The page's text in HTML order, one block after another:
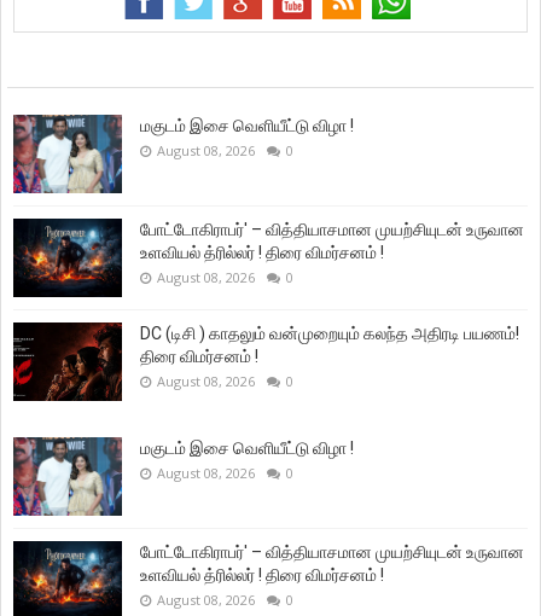
மகுடம் இசை வெளியீட்டு விழா !
August 08, 2026 0
போட்டோகிராபர்' – வித்தியாசமான முயற்சியுடன் உருவான
உளவியல் த்ரில்லர் ! திரை விமர்சனம் !
August 08, 2026 0
DC (டிசி ) காதலும் வன்முறையும் கலந்த அதிரடி பயணம்!
திரை விமர்சனம் !
August 08, 2026 0
மகுடம் இசை வெளியீட்டு விழா !
August 08, 2026 0
போட்டோகிராபர்' – வித்தியாசமான முயற்சியுடன் உருவான
உளவியல் த்ரில்லர் ! திரை விமர்சனம் !
August 08, 2026 0